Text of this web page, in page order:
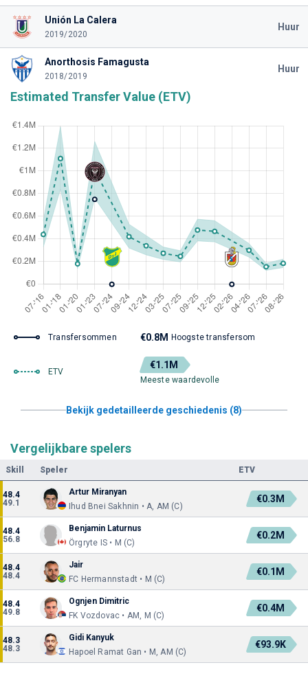
Unión La Calera
2019/2020
Huur
Anorthosis Famagusta
2018/2019
Huur
Estimated Transfer Value (ETV)
Transfersommen €0.8M Hoogste transfersom
ETV
€1.1M
Meeste waardevolle
Bekijk gedetailleerde geschiedenis (8)
Vergelijkbare spelers
Skill Speler ETV
48.4
49.1
Artur Miranyan
Ihud Bnei Sakhnin • A, AM (C)
€0.3M
48.4
56.8
Benjamin Laturnus
Örgryte IS • M (C)
€0.2M
48.4
48.4
Jair
FC Hermannstadt • M (C)
€0.1M
48.4
49.8
Ognjen Dimitric
FK Vozdovac • AM, M (C)
€0.4M
48.3
48.3
Gidi Kanyuk
Hapoel Ramat Gan • M, AM (C)
€93.9K